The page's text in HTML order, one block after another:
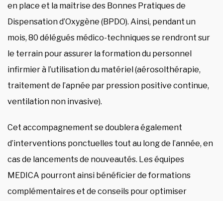
en place et la maîtrise des Bonnes Pratiques de
Dispensation d’Oxygène (BPDO). Ainsi, pendant un
mois, 80 délégués médico-techniques se rendront sur
le terrain pour assurer la formation du personnel
infirmier à l’utilisation du matériel (aérosolthérapie,
traitement de l’apnée par pression positive continue,
ventilation non invasive).
Cet accompagnement se doublera également
d’interventions ponctuelles tout au long de l’année, en
cas de lancements de nouveautés. Les équipes
MEDICA pourront ainsi bénéficier de formations
complémentaires et de conseils pour optimiser